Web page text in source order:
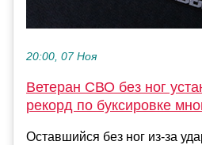
20:00, 07 Ноя
Ветеран СВО без ног
рекорд по буксировке
Оставшийся без ног из-за